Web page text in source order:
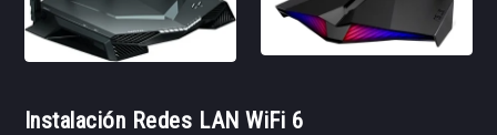
Instalación Redes LAN WiFi 6